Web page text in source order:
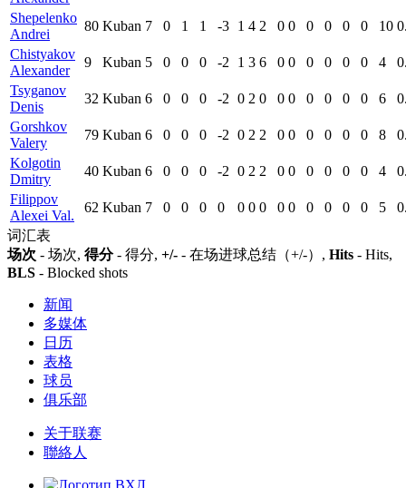
Shepelenko
Andrei
80 Kuban 7 0 1 1 -3 1 4 2 0 0 0 0 0 0 10
Chistyakov
Alexander
9 Kuban 5 0 0 0 -2 1 3 6 0 0 0 0 0 0 4
Tsyganov
Denis
32 Kuban 6 0 0 0 -2 0 2 0 0 0 0 0 0 0 6
Gorshkov
Valery
79 Kuban 6 0 0 0 -2 0 2 2 0 0 0 0 0 0 8
Kolgotin
Dmitry
40 Kuban 6 0 0 0 -2 0 2 2 0 0 0 0 0 0 4
Filippov
Alexei Val.
62 Kuban 7 0 0 0 0 0 0 0 0 0 0 0 0 0 5
词汇表
场次 - 场次, 得分- 得分, +/- - 在场进球总结（+/-）, Hits - Hits,
BLS - Blocked shots
新闻
多媒体
日历
表格
球员
俱乐部
关于联赛
聯絡人